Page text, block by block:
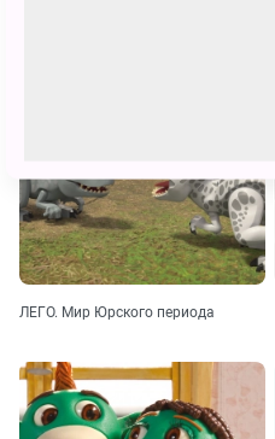
ЛЕГО. Мир Юрского периода